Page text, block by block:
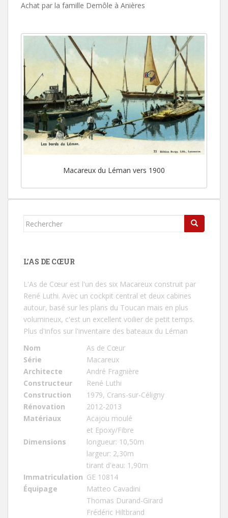
Achat par la famille Demôle à Anières
Macareux du Léman vers 1900
Rechercher...
L’AS DE CŒUR
L'As de Cœur est l'un des six Macareux construit par
René Luthi. Avec un cockpit central et deux cabines
autour, basé sur les plans du Toucan mais en plus
volumineux, c'est un excellent voilier de petit temps.
Plus d'infos sur l'inventaire des bateaux du Léman
Nom
As de Cœur
Série
Macareux
Architecte
André Fragnière
Constructeur
René Luthi
Construction
1979, Crans-sur-Céligny
Rénovation
2012-2013
Matériaux
Acajou moulé
et Epoxy/Fibre
Dimensions
longueur: 10,50m
largeur: 2,30m
tirant d'eau: 1,90m
Immatriculation GE 10814
Équipage
Matteo Cavadini
Thomas Durand-Girard
Frédéric Hiltbrand